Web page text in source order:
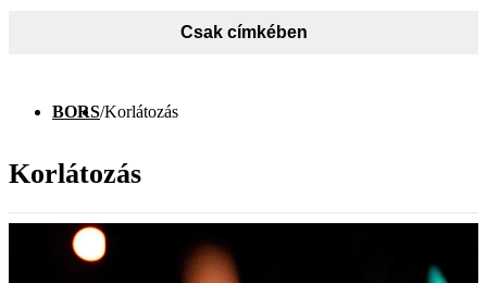
Csak címkében
BORS/Korlátozás
Korlátozás